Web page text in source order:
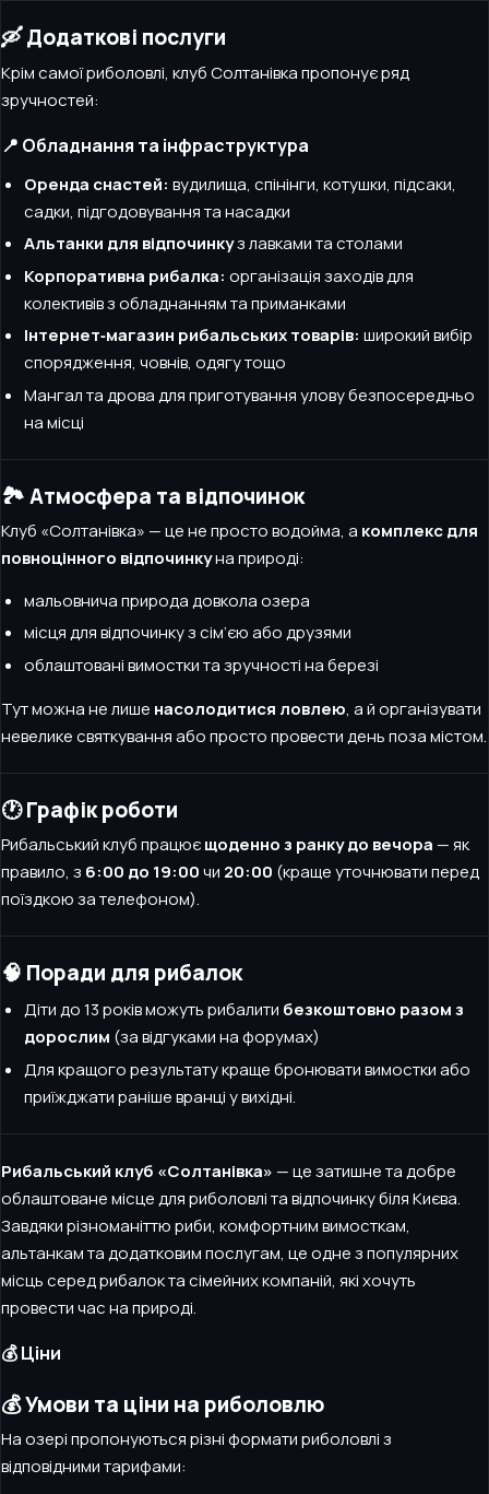
🛶 Додаткові послуги
Крім самої риболовлі, клуб Солтанівка пропонує ряд
зручностей:
📍 Обладнання та інфраструктура
Оренда снастей: вудилища, спінінги, котушки, підсаки,
садки, підгодовування та насадки
Альтанки для відпочинкуз лавками та столами
Корпоративна рибалка: організація заходів для
колективів з обладнанням та приманками
Інтернет‑магазин рибальських товарів: широкий вибір
спорядження, човнів, одягу тощо
Мангал та дрова для приготування улову безпосередньо
на місці
🏞️ Атмосфера та відпочинок
Клуб «Солтанівка» — це не просто водойма, а комплекс для
повноцінного відпочинкуна природі:
мальовнича природа довкола озера
місця для відпочинку з сім’єю або друзями
облаштовані вимостки та зручності на березі
Тут можна не лише насолодитися ловлею, а й організувати
невелике святкування або просто провести день поза містом.
🕐 Графік роботи
Рибальський клуб працюєщоденно з ранку до вечора — як
правило, з 6:00 до 19:00чи 20:00 (краще уточнювати перед
поїздкою за телефоном).
🧠 Поради для рибалок
Діти до 13 років можуть рибалити безкоштовно разом з
дорослим (за відгуками на форумах)
Для кращого результату краще бронювати вимостки або
приїжджати раніше вранці у вихідні.
Рибальський клуб «Солтанівка» — це затишне та добре
облаштоване місце для риболовлі та відпочинку біля Києва.
Завдяки різноманіттю риби, комфортним вимосткам,
альтанкам та додатковим послугам, це одне з популярних
місць серед рибалок та сімейних компаній, які хочуть
провести час на природі.
💰 Ціни
💰 Умови та ціни на риболовлю
На озері пропонуються різні формати риболовлі з
відповідними тарифами: